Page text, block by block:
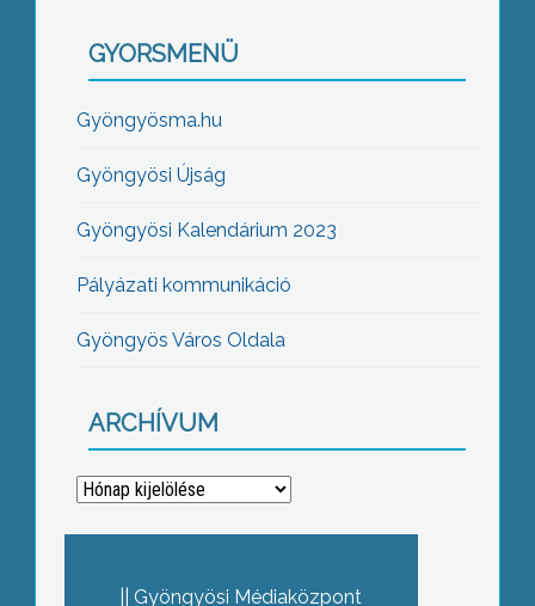
GYORSMENÜ
Gyöngyösma.hu
Gyöngyösi Újság
Gyöngyösi Kalendárium 2023
Pályázati kommunikáció
Gyöngyös Város Oldala
ARCHÍVUM
Archívum
Gyöngyösi Médiaközpont